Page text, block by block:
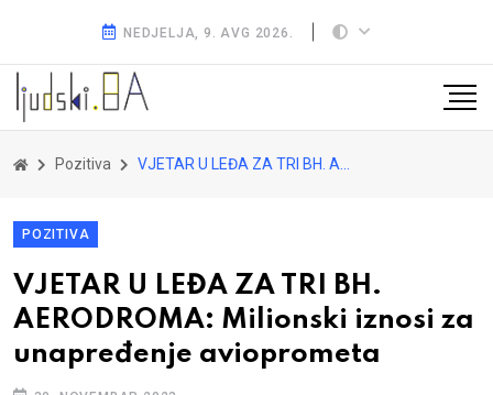
NEDJELJA, 9. AVG 2026.
Pozitiva VJETAR U LEĐA ZA TRI BH. AERODROMA: Milionski iznosi za unapređenje avioprometa
POZITIVA
VJETAR U LEĐA ZA TRI BH.
AERODROMA: Milionski iznosi za
unapređenje avioprometa